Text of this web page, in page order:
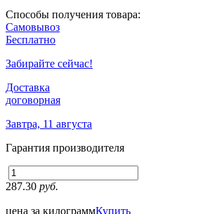
Способы получения товара:
Самовывоз
Бесплатно
Забирайте сейчас!
Доставка
договорная
Завтра, 11 августа
Гарантия производителя
287.30 руб.
цена за килограммКупить